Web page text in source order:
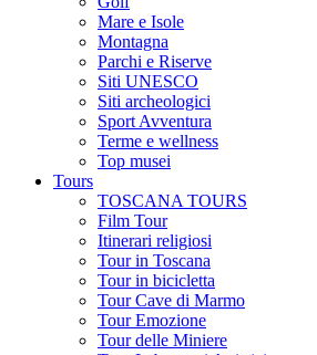
Mare e Isole
Montagna
Parchi e Riserve
Siti UNESCO
Siti archeologici
Sport Avventura
Terme e wellness
Top musei
Tours
TOSCANA TOURS
Film Tour
Itinerari religiosi
Tour in Toscana
Tour in bicicletta
Tour Cave di Marmo
Tour Emozione
Tour delle Miniere